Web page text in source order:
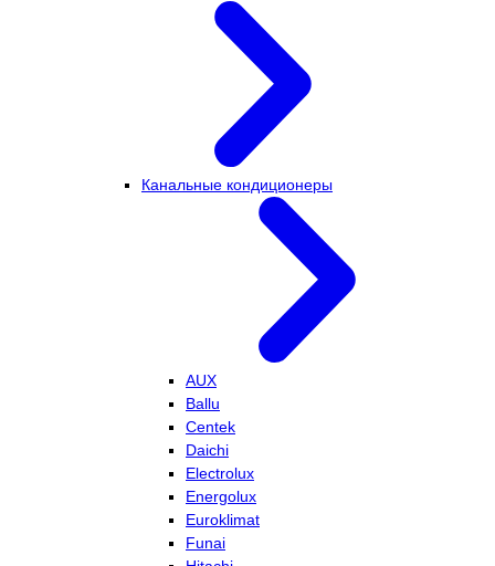
Канальные кондиционеры
AUX
Ballu
Centek
Daichi
Electrolux
Energolux
Euroklimat
Funai